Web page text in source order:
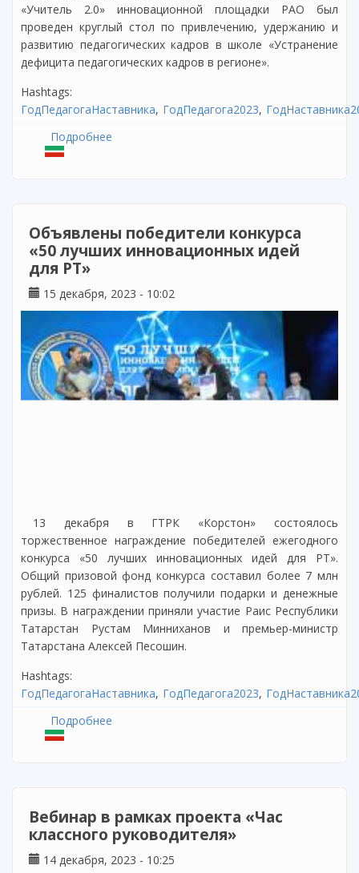
«Учитель 2.0» инновационной площадки РАО был
проведен круглый стол по привлечению, удержанию и
развитию педагогических кадров в школе «Устранение
дефицита педагогических кадров в регионе».
Hashtags:
ГодПедагогаНаставника ГодПедагога2023
Подробнее
Объявлены победители конкурса
«50 лучших инновационных идей
для РТ»
15 декабря, 2023 - 10:02
13 декабря в ГТРК «Корстон» состоялось
торжественное награждение победителей ежегодного
конкурса «50 лучших инновационных идей для РТ».
Общий призовой фонд конкурса составил более 7 млн
рублей. 125 финалистов получили подарки и денежные
призы. В награждении приняли участие Раис Республики
Татарстан Рустам Минниханов и премьер-министр
Татарстана Алексей Песошин.
Hashtags:
ГодПедагогаНаставника ГодПедагога2023
Подробнее
Вебинар в рамках проекта «Час
классного руководителя»
14 декабря, 2023 - 10:25